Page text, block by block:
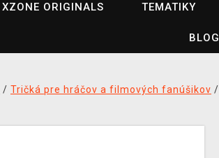
XZONE ORIGINALS TEMATIKY
BLOG
/ Tričká pre hráčov a filmových fanúšikov /